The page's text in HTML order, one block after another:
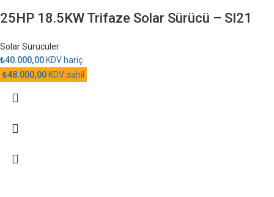
25HP 18.5KW Trifaze Solar Sürücü – SI21
Solar Sürücüler
₺40.000,00KDV hariç
₺48.000,00KDV dahil